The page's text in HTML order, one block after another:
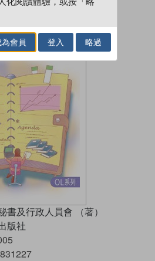
書及行政人員會 （著）
版社
為會員 登入 略過